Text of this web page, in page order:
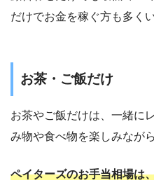
だけでお金を稼ぐ方も多くい
お茶・ご飯だけ
お茶やご飯だけは、一緒に
み物や食べ物を楽しみなが
ペイターズのお手当相場は